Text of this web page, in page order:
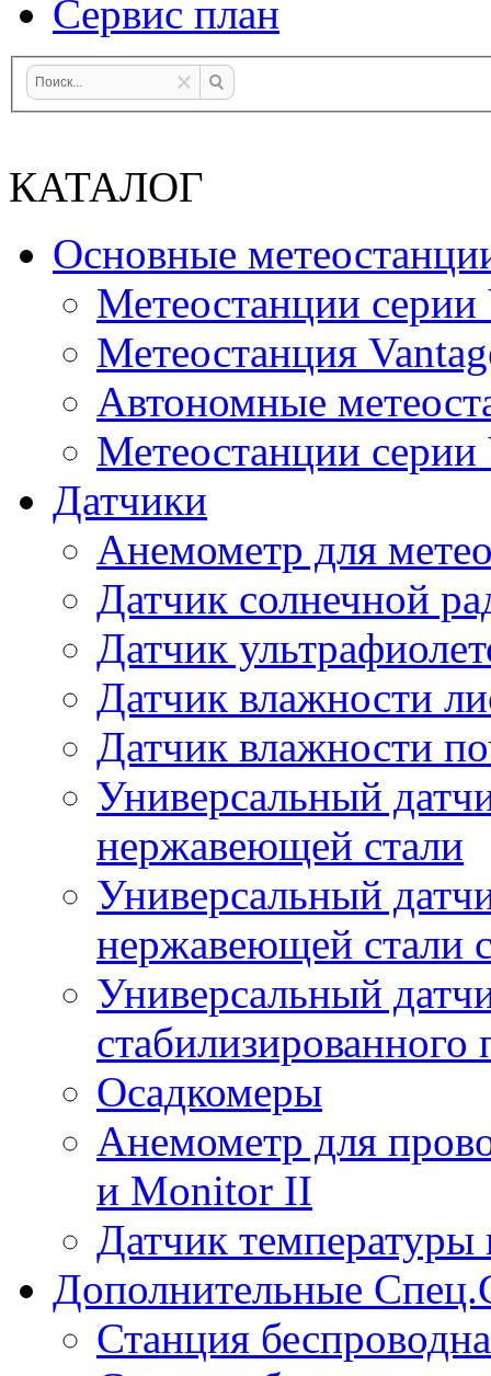
Сервис план
КАТАЛОГ
Основные
Метеостанции
Метеостанция
Автономные
Метеостанции серии
Датчики
Анемометр для
Датчик солнечной
Датчик
Датчик влажности
Датчик влажности
Универсальный
нержавеющей стали
Универсальный
нержавеющей стали
Универсальный
стабилизированного
Осадкомеры
Анемометр для
и Monitor II
Датчик температуры
Дополнительные
Станция